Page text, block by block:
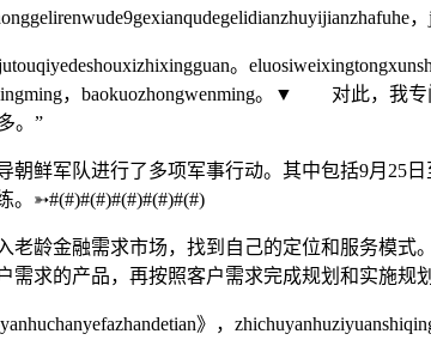
。
，baokuozhongwenming。▼ 对此，
。”
队进行了多项军事行动。其中包括9月25日
。➳#(#)#(#)#(#)#(#)#(#)
融需求市场，找到自己的定位和服务模式。
求的产品，再按照客户需求完成规划和实施规
》，